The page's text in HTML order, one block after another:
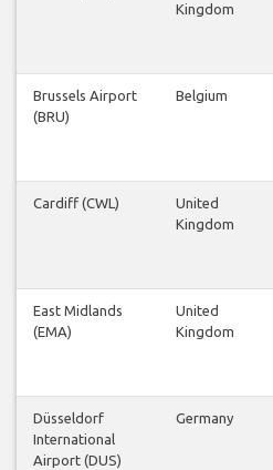
Kingdom
Brussels Airport
(BRU)
Belgium
Cardiff (CWL)
United
Kingdom
East Midlands
(EMA)
United
Kingdom
Düsseldorf
International
Airport (DUS)
Germany